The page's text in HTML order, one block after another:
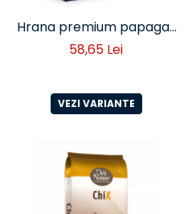
Hrana premium papagali
mari Amazonia
58,65 Lei
VEZI VARIANTE